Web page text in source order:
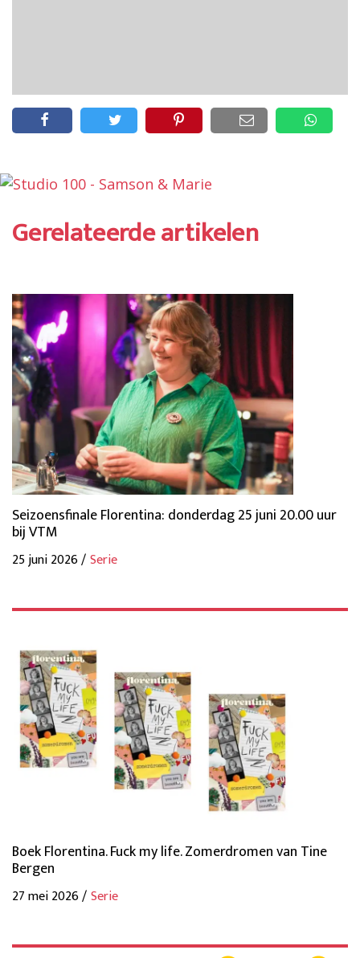
Gerelateerde artikelen
Seizoensfinale Florentina: donderdag 25 juni 20.00 uur
bij VTM
25 juni 2026 /Serie
Boek Florentina. Fuck my life. Zomerdromen van Tine
Bergen
27 mei 2026 /Serie